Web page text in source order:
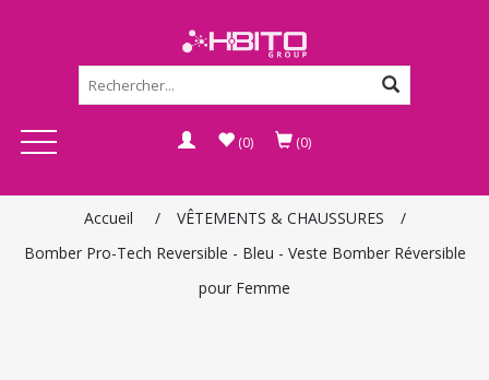
(0) (0)
Accueil / VÊTEMENTS & CHAUSSURES
/
Bomber Pro-Tech Reversible - Bleu - Veste Bomber Réversible
pour Femme